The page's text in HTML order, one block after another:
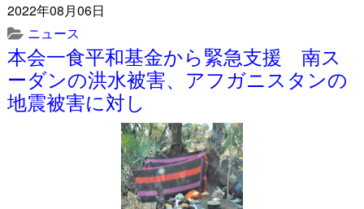
2022年08月06日
ニュース
本会一食平和基金から緊急支援 南ス
ーダンの洪水被害、アフガニスタンの
地震被害に対し